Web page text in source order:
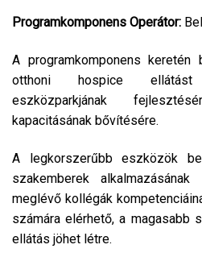
Programkomponens Operátor:
A programkomponens
otthoni hospice
eszközparkjának
kapacitásának bővítésére.
A legkorszerűbb eszközök
szakemberek
meglévő kollégák
számára elérhető, a magasabb
ellátás jöhet létre.